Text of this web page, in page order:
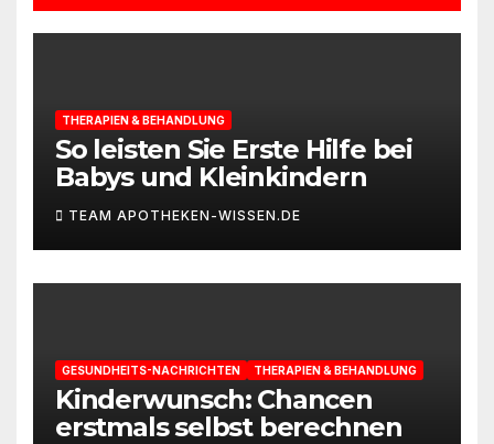
THERAPIEN & BEHANDLUNG
So leisten Sie Erste Hilfe bei
Babys und Kleinkindern
TEAM APOTHEKEN-WISSEN.DE
GESUNDHEITS-NACHRICHTEN THERAPIEN & BEHANDLUNG
Kinderwunsch: Chancen
erstmals selbst berechnen